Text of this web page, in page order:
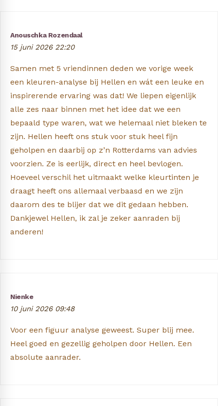
Anouschka Rozendaal
15 juni 2026 22:20
Samen met 5 vriendinnen deden we vorige week
een kleuren-analyse bij Hellen en wát een leuke en
inspirerende ervaring was dat! We liepen eigenlijk
alle zes naar binnen met het idee dat we een
bepaald type waren, wat we helemaal niet bleken te
zijn. Hellen heeft ons stuk voor stuk heel fijn
geholpen en daarbij op z’n Rotterdams van advies
voorzien. Ze is eerlijk, direct en heel bevlogen.
Hoeveel verschil het uitmaakt welke kleurtinten je
draagt heeft ons allemaal verbaasd en we zijn
daarom des te blijer dat we dit gedaan hebben.
Dankjewel Hellen, ik zal je zeker aanraden bij
anderen!
Nienke
10 juni 2026 09:48
Voor een figuur analyse geweest. Super blij mee.
Heel goed en gezellig geholpen door Hellen. Een
absolute aanrader.